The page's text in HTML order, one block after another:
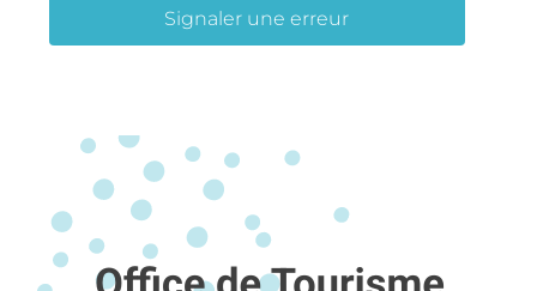
Signaler une erreur